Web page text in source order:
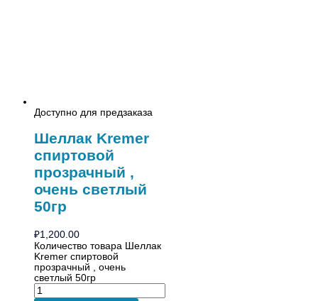
Доступно для предзаказа
Шеллак Kremer
спиртовой
прозрачный ,
очень светлый
50гр
₽1,200.00
Количество товара Шеллак
Kremer спиртовой
прозрачный , очень
светлый 50гр